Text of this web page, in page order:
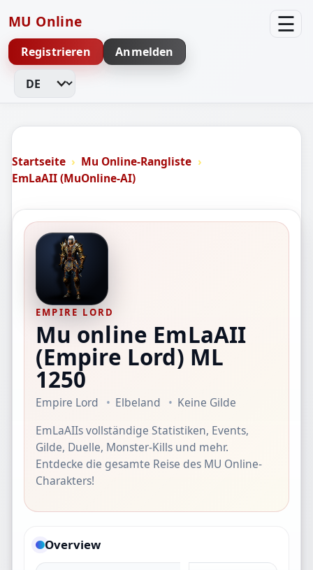
MU Online ☰
Registrieren Anmelden
Sprache ändern
Startseite
Mu Online-Rangliste
EmLaAII (MuOnline-AI)
EMPIRE LORD
Mu online EmLaAII
(Empire Lord) ML
1250
Empire Lord Elbeland
Keine Gilde
EmLaAIIs vollständige Statistiken, Events,
Gilde, Duelle, Monster-Kills und mehr.
Entdecke die gesamte Reise des MU Online-
Charakters!
Overview